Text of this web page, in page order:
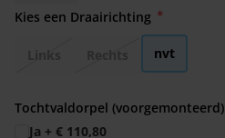
Kies een Draairichting
nvt
Tochtvaldorpel (voorgemonteerd)
Ja + € 110,80